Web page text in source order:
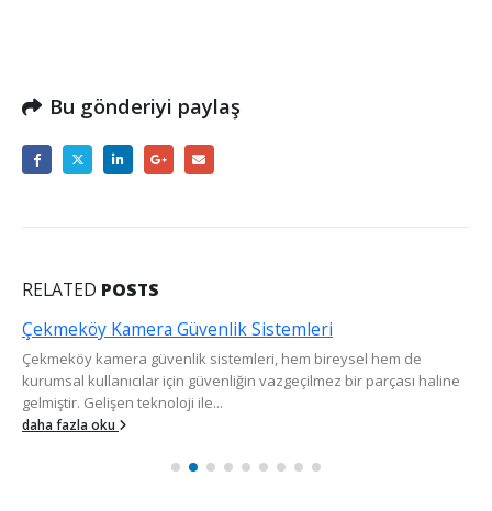
Bu gönderiyi paylaş
RELATED POSTS
Üsküdar Kamera Güvenlik Sistemleri
Üsküdar kamera güvenlik sistemleri çözümleri, bireysel ve
kurumsal güvenlik ihtiyaçlarının artmasıyla birlikte İstanbul’da en
çok araştırılan hizmetler arasında yer almaktadır....
daha fazla oku